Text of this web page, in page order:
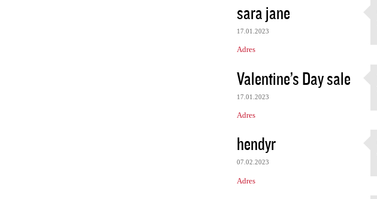
sara jane
17.01.2023
Adres
Valentine’s Day sale
17.01.2023
Adres
hendyr
07.02.2023
Adres